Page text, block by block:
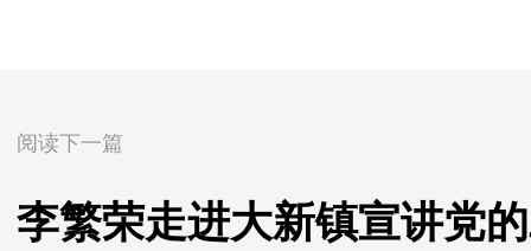
阅读下一篇
李繁荣走进大新镇宣讲党